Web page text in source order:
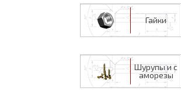
Гайки
Шурупы и с
аморезы